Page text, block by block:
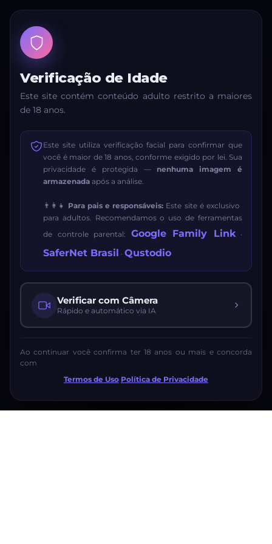
Verificação de Idade
Este site contém conteúdo adulto restrito a maiores
de 18 anos.
Este site utiliza verificação facial para confirmar que
você é maior de 18 anos, conforme exigido por lei. Sua
privacidade é protegida — nenhuma imagem é
armazenada após a análise.
👨‍👩‍👧 Para pais e responsáveis: Este site é exclusivo
para adultos. Recomendamos o uso de ferramentas
de controle parental: Google Family Link·
SaferNet Brasil · Qustodio
Verificar com Câmera
Rápido e automático via IA
Ao continuar você confirma ter 18 anos ou mais e concorda
com
Termos de Uso·Política de Privacidade